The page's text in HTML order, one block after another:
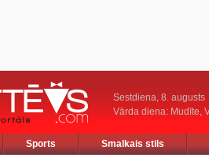
Sestdiena, 8. augusts
Vārda diena: Mudīte,
Sports Smalkais stils